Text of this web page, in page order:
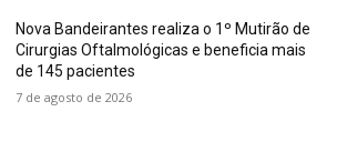
Nova Bandeirantes realiza o 1º Mutirão de
Cirurgias Oftalmológicas e beneficia mais
de 145 pacientes
7 de agosto de 2026